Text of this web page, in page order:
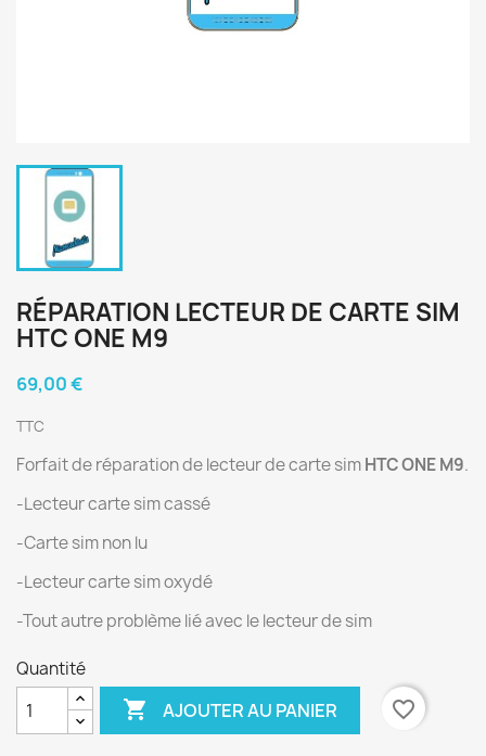
RÉPARATION LECTEUR DE CARTE SIM
HTC ONE M9
69,00 €
TTC
Forfait de réparation de lecteur de carte simHTC ONE M9.
-Lecteur carte sim cassé
-Carte sim non lu
-Lecteur carte sim oxydé
-Tout autre problème lié avec le lecteur de sim
Quantité
 AJOUTER AU PANIER favorite_border